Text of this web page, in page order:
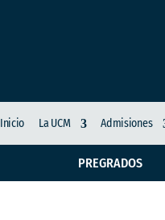
Inicio La UCM Admisiones
PREGRADOS